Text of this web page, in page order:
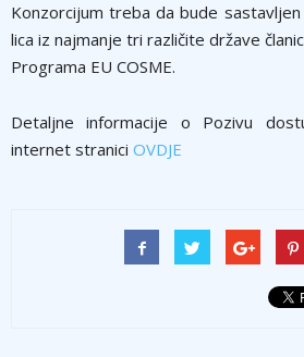
Konzorcijum treba da bude
lica iz najmanje tri različite države
Programa EU COSME.
Detalјne informacije o Pozivu
internet stranici OVDJE